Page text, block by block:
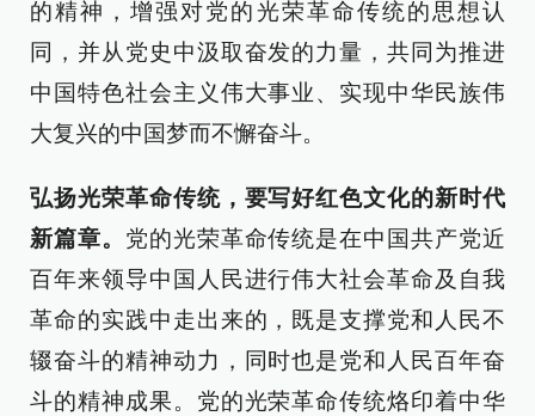
的精神，增强对党的光荣革命传统的思想认
同，并从党史中汲取奋发的力量，共同为推进
中国特色社会主义伟大事业、实现中华民族伟
大复兴的中国梦而不懈奋斗。
弘扬光荣革命传统，要写好红色文化的新时代
新篇章。 党的光荣革命传统是在中国共产党近
百年来领导中国人民进行伟大社会革命及自我
革命的实践中走出来的，既是支撑党和人民不
辍奋斗的精神动力，同时也是党和人民百年奋
斗的精神成果。党的光荣革命传统烙印着中华